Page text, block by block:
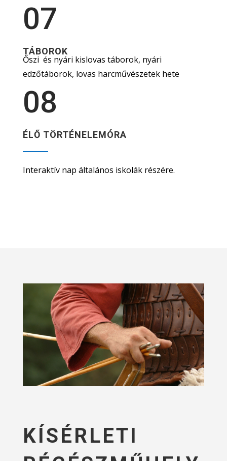
07
TÁBOROK
Őszi és nyári kislovas táborok, nyári
edzőtáborok, lovas harcművészetek hete
08
ÉLŐ TÖRTÉNELEMÓRA
Interaktív nap általános iskolák részére.
KÍSÉRLETI